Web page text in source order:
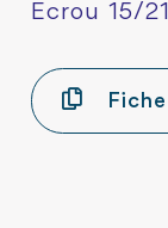
Ecrou 15/